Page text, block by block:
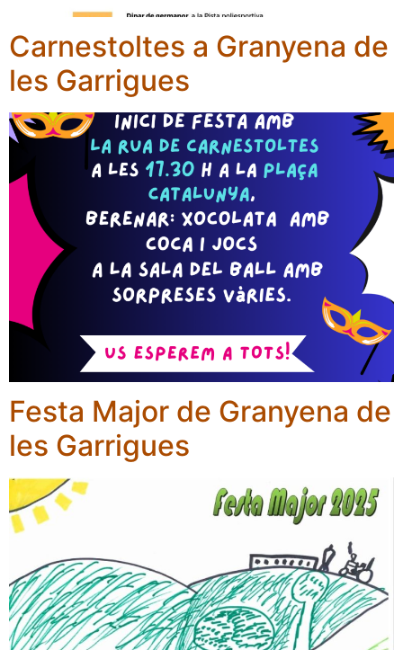
Carnestoltes a Granyena de
les Garrigues
Festa Major de Granyena de
les Garrigues